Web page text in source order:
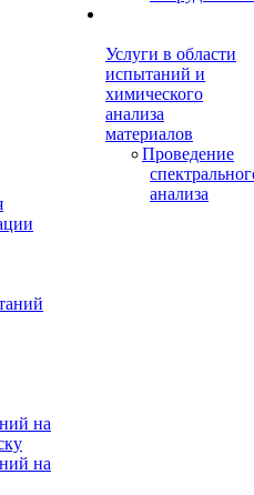
на
на
Услуги в области
испытаний и
химического
анализа
материалов
Проведение
анализа